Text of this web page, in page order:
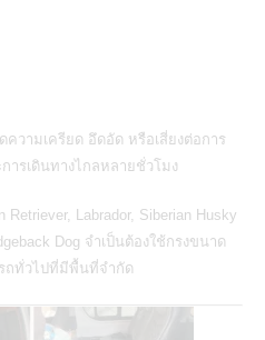
ความเครียด อึดอัด หรือเสี่ยงต่อการ
ารเดินทางไกลหลายชั่วโมง
Labrador, Siberian Husky
Dog จำเป็นต้องใช้กรงขนาด
ถทั่วไปที่มีพื้นที่จำกัด